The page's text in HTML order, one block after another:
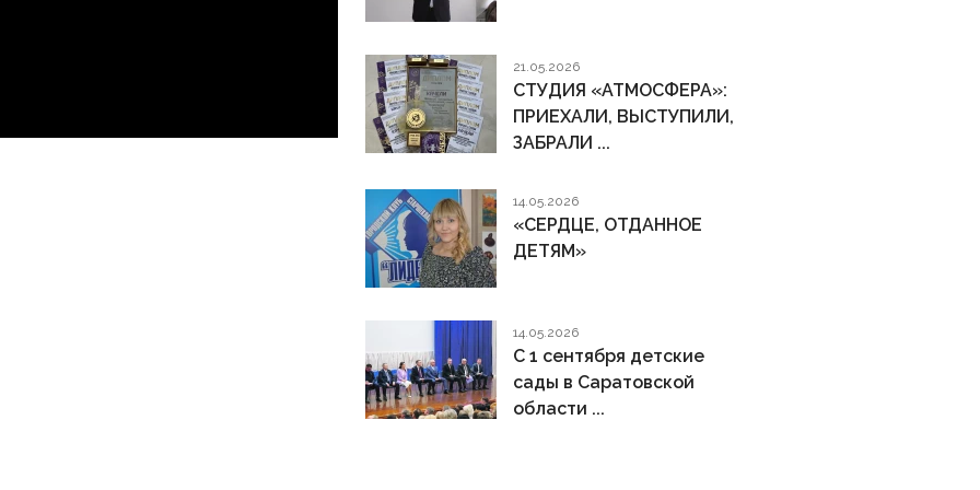
21.05.2026
СТУДИЯ «АТМОСФЕРА»:
ПРИЕХАЛИ, ВЫСТУПИЛИ,
ЗАБРАЛИ ...
14.05.2026
«СЕРДЦЕ, ОТДАННОЕ
ДЕТЯМ»
14.05.2026
С 1 сентября детские
сады в Саратовской
области ...